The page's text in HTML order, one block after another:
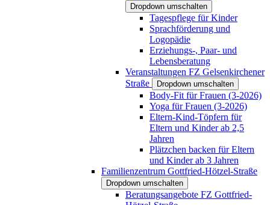
Dropdown umschalten
Tagespflege für Kinder
Sprachförderung und
Logopädie
Erziehungs-, Paar- und
Lebensberatung
Veranstaltungen FZ Gelsenkirchener
Straße
Dropdown umschalten
Body-Fit für Frauen (3-2026)
Yoga für Frauen (3-2026)
Eltern-Kind-Töpfern für
Eltern und Kinder ab 2,5
Jahren
Plätzchen backen für Eltern
und Kinder ab 3 Jahren
Familienzentrum Gottfried-Hötzel-Straße
Dropdown umschalten
Beratungsangebote FZ Gottfried-